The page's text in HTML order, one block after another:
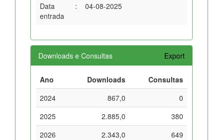
Data
entrada
: 04-08-2025
Downloads e Consultas Export
Ano Downloads
Consultas
2024
867,0
0
2025
2.885,0
380
2026
2.343,0
649